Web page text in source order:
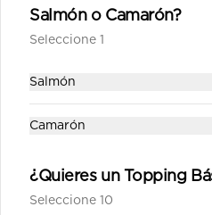
Tori
Salmón o Camarón?
Seleccione 1
Salmón
Camarón
¿Quieres un Topping
Seleccione 10